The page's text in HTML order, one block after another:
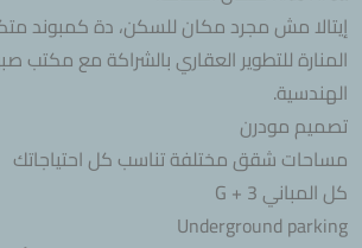
إيتالا مش مجرد مكان للسكن، دة كمبوند
المنارة للتطوير العقاري بالشراكة مع مكتب
الهندسية.
تصميم مودرن
مساحات شقق مختلفة تناسب كل احتياجاتك
كل المباني G + 3
Underground parking